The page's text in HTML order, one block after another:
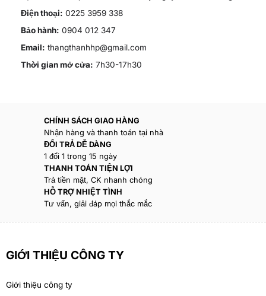
Điện thoại: 0225 3959 338
Bảo hành: 0904 012 347
Email: thangthanhhp@gmail.com
Thời gian mở cửa: 7h30-17h30
CHÍNH SÁCH GIAO HÀNG
Nhận hàng và thanh toán tại nhà
ĐỔI TRẢ DỄ DÀNG
1 đổi 1 trong 15 ngày
THANH TOÁN TIỆN LỢI
Trả tiền mặt, CK nhanh chóng
HỖ TRỢ NHIỆT TÌNH
Tư vấn, giải đáp mọi thắc mắc
GIỚI THIỆU CÔNG TY
Giới thiệu công ty